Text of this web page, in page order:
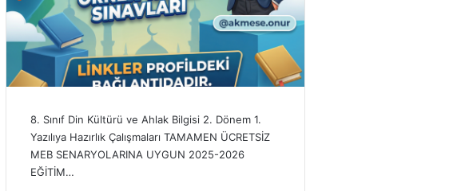
8. Sınıf Din Kültürü ve Ahlak Bilgisi 2. Dönem 1.
Yazılıya Hazırlık Çalışmaları TAMAMEN ÜCRETSİZ
MEB SENARYOLARINA UYGUN 2025-2026
EĞİTİM…